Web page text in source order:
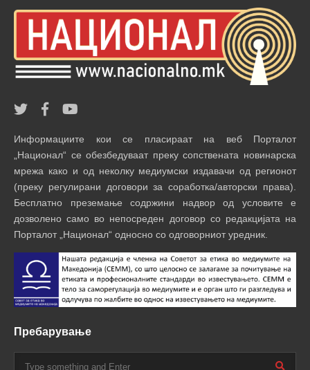
Информациите кои се пласираат на веб Порталот
„Национал“ се обезбедуваат преку сопствената новинарска
мрежа како и од неколку медиумски издавачи од регионот
(преку регулирани договори за соработка/авторски права).
Бесплатно преземање содржини надвор од условите е
дозволено само во непосреден договор со редакцијата на
Порталот „Национал“ односно со одговорниот уредник.
Пребарување